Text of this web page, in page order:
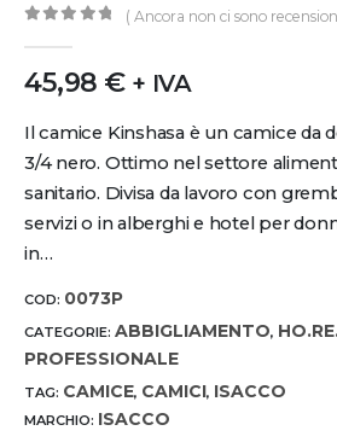
( Ancora non ci sono
45,98 € + IVA
Il camice Kinshasa è un camice da
3/4 nero. Ottimo nel settore
sanitario. Divisa da lavoro con
servizi o in alberghi e hotel per
in…
COD: 0073P
CATEGORIE: ABBIGLIAMENTO,
PROFESSIONALE
TAG: CAMICE, CAMICI, ISACCO
MARCHIO: ISACCO